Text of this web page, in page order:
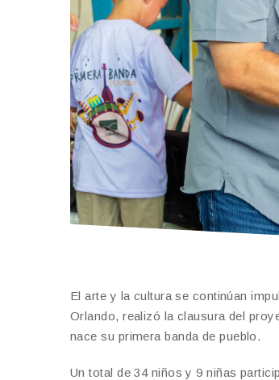
El arte y la cultura se continúan
Orlando, realizó la clausura del
nace su primera banda de pueblo.
Un total de 34 niños y 9 niñas